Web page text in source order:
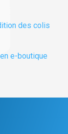
des colis
e-boutique